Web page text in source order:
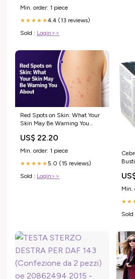
Min. order: 1 piece
★★★★★4.4 (13 reviews)
Sold : Login>>
Red Spots on Skin: What Your
Skin May Be Warning You
US$ 22.20
Min. order: 1 piece
★★★★★5.0 (15 reviews)
Sold : Login>>
Min.
Sold